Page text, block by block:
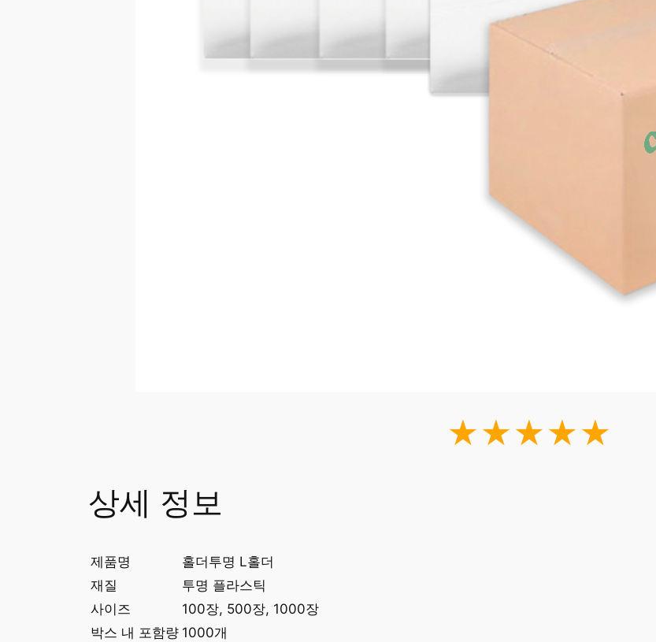
★★★★★
상세 정보
제품명
홀더투명 L홀더
재질
투명 플라스틱
사이즈
100장, 500장, 1000장
박스 내 포함량 1000개